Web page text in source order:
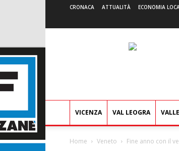
CRONACA ATTUALITÀ ECONOMIA
VICENZA VAL LEOGRA
Home Veneto Fine anno con il